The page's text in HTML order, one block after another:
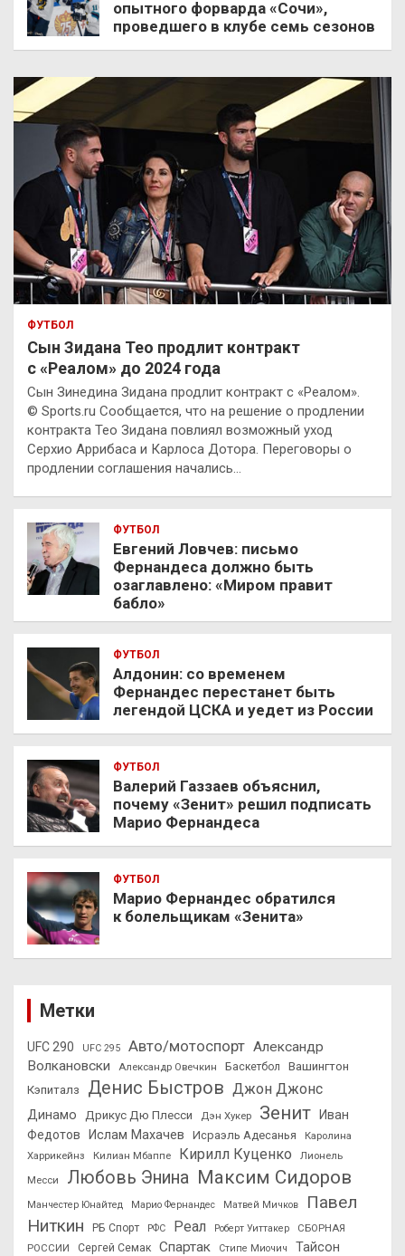
опытного форварда «Сочи»,
проведшего в клубе семь сезонов
ФУТБОЛ
Сын Зидана Тео продлит контракт
с «Реалом» до 2024 года
Сын Зинедина Зидана продлит контракт с «Реалом».
© Sports.ru Сообщается, что на решение о продлении
контракта Тео Зидана повлиял возможный уход
Серхио Аррибаса и Карлоса Дотора. Переговоры о
продлении соглашения начались…
ФУТБОЛ
Евгений Ловчев: письмо
Фернандеса должно быть
озаглавлено: «Миром правит
бабло»
ФУТБОЛ
Алдонин: со временем
Фернандес перестанет быть
легендой ЦСКА и уедет из России
ФУТБОЛ
Валерий Газзаев объяснил,
почему «Зенит» решил подписать
Марио Фернандеса
ФУТБОЛ
Марио Фернандес обратился
к болельщикам «Зенита»
Метки
UFC 290 UFC 295 Авто/мотоспорт Александр
Волкановски
Александр Овечкин Баскетбол
Вашингтон
Кэпиталз
Денис Быстров Джон Джонс
Динамо Дрикус Дю Плесси Дэн Хукер Зенит Иван
Федотов
Ислам Махачев Исраэль Адесанья
Каролина
Харрикейнз
Килиан Мбаппе Кирилл Куценко
Лионель
Месси
Любовь Энина Максим Сидоров
Манчестер Юнайтед Марио Фернандес Матвей Мичков
Павел
Ниткин
РБ Спорт РФС Реал Роберт Уиттакер
СБОРНАЯ
РОССИИ
Сергей Семак Спартак Стипе Миочич
Тайсон